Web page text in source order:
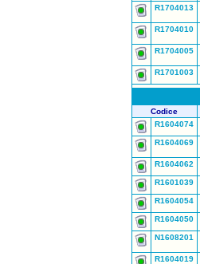
R1704013
R1704010
R1704005
R1701003
Codice
R1604074
R1604069
R1604062
R1601039
R1604054
R1604050
N1608201
R1604019